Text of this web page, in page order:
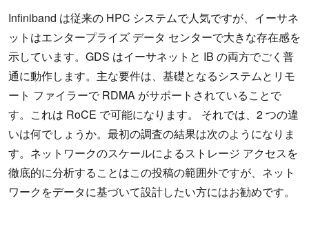
Infiniband は従来の HPC システムで人気ですが、イーサネ
ットはエンタープライズ データ センターで大きな存在感を
示しています。GDS はイーサネットと IB の両方でごく普
通に動作します。主な要件は、基礎となるシステムとリモ
ート ファイラーで RDMA がサポートされていることで
す。これは RoCE で可能になります。 それでは、2 つの違
いは何でしょうか。最初の調査の結果は次のようになりま
す。ネットワークのスケールによるストレージ アクセスを
徹底的に分析することはこの投稿の範囲外ですが、ネット
ワークをデータに基づいて設計したい方にはお勧めです。